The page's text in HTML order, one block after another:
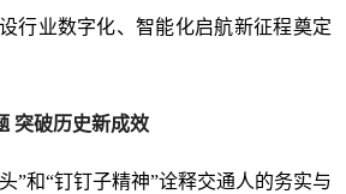
行业数字化、智能化启航新征程奠定
突破历史新成效
”和“钉钉子精神”诠释交通人的务实与